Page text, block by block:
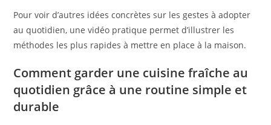
Pour voir d’autres idées concrètes sur les gestes à adopter
au quotidien, une vidéo pratique permet d’illustrer les
méthodes les plus rapides à mettre en place à la maison.
Comment garder une cuisine fraîche au
quotidien grâce à une routine simple et
durable